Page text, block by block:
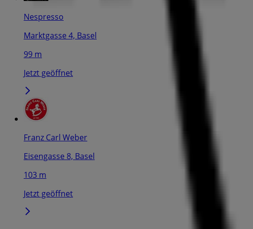
Nespresso
Marktgasse 4, Basel
99 m
Jetzt geöffnet
Franz Carl Weber
Eisengasse 8, Basel
103 m
Jetzt geöffnet